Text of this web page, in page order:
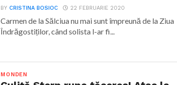
BYCRISTINA BOSIOC 22 FEBRUARIE 2020
Carmen de la Sălciua nu mai sunt împreună de la Ziua
Îndrăgostiților, când solista l-ar fi...
MONDEN